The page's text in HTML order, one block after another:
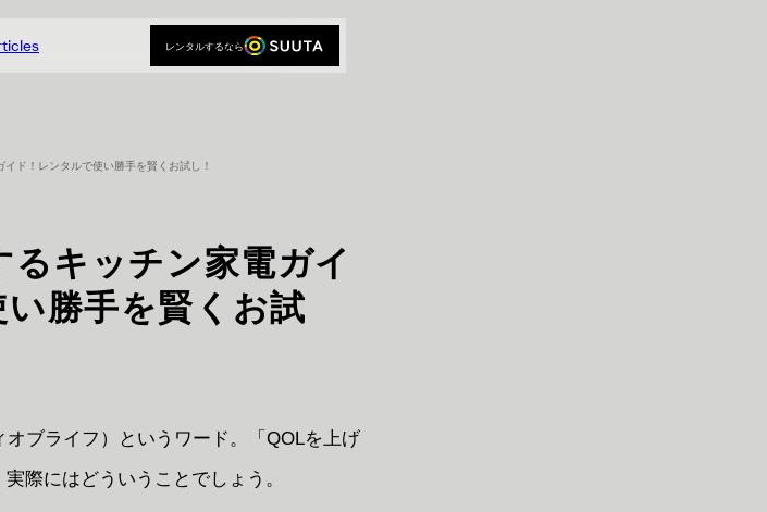
レンタルするなら
ド！レンタルで使い勝手を賢くお試し！
キッチン家電ガイ
い勝手を賢くお試
ブライフ）というワード。「QOLを上げ
際にはどういうことでしょう。